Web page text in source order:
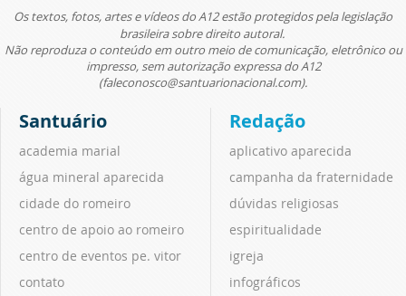
Os textos, fotos, artes e vídeos do A12 estão protegidos pela legislação
brasileira sobre direito autoral.
Não reproduza o conteúdo em outro meio de comunicação, eletrônico ou
impresso, sem autorização expressa do A12
(faleconosco@santuarionacional.com).
Santuário
academia marial
água mineral aparecida
cidade do romeiro
centro de apoio ao romeiro
centro de eventos pe. vitor
contato
Redação
aplicativo aparecida
campanha da fraternidade
dúvidas religiosas
espiritualidade
igreja
infográficos